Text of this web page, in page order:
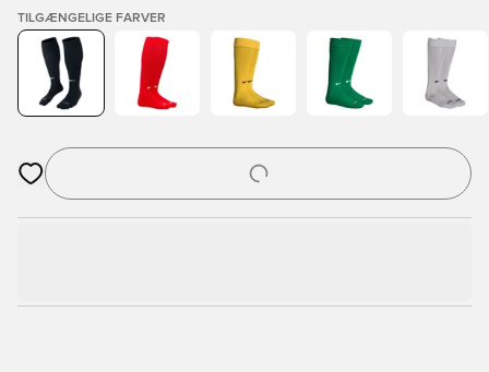
TILGÆNGELIGE FARVER
Åbner en Modal til at logge ind eller tilmelde dig som medlem